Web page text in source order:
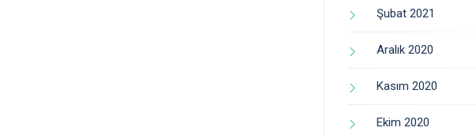
Şubat 2021
Aralık 2020
Kasım 2020
Ekim 2020